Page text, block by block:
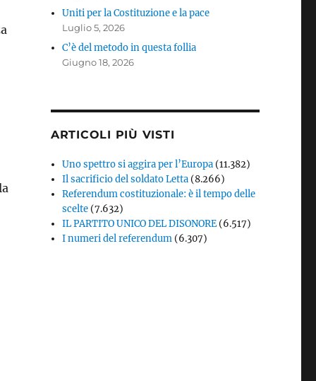
Uniti per la Costituzione e la pace
Luglio 5, 2026
C’è del metodo in questa follia
Giugno 18, 2026
ARTICOLI PIÙ VISTI
Uno spettro si aggira per l’Europa (11.382)
Il sacrificio del soldato Letta (8.266)
Referendum costituzionale: è il tempo delle
scelte (7.632)
IL PARTITO UNICO DEL DISONORE (6.517)
I numeri del referendum (6.307)